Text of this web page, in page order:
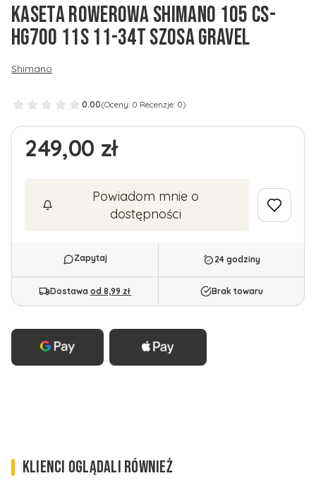
KASETA ROWEROWA SHIMANO 105 CS-
HG700 11S 11-34T SZOSA GRAVEL
Shimano
0.00(Oceny: 0 Recenzje: 0)
Cena
249,00 zł
Powiadom mnie o
dostępności
24 godziny
Dostawa od 8,99 zł Brak towaru
KLIENCI OGLĄDALI RÓWNIEŻ